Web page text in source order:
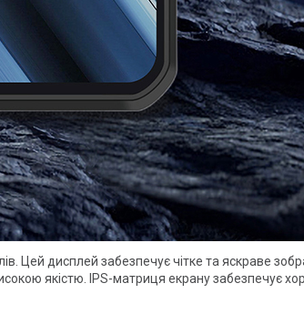
Цей дисплей забезпечує чітке та яскраве
якістю. IPS-матриця екрану забезпечує